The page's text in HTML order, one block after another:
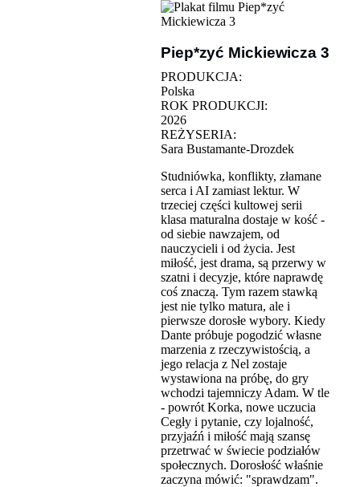
Piep*zyć Mickiewicza 3
PRODUKCJA:
Polska
ROK PRODUKCJI:
2026
REŻYSERIA:
Sara Bustamante-Drozdek
Studniówka, konflikty, złamane
serca i AI zamiast lektur. W
trzeciej części kultowej serii
klasa maturalna dostaje w kość -
od siebie nawzajem, od
nauczycieli i od życia. Jest
miłość, jest drama, są przerwy w
szatni i decyzje, które naprawdę
coś znaczą. Tym razem stawką
jest nie tylko matura, ale i
pierwsze dorosłe wybory. Kiedy
Dante próbuje pogodzić własne
marzenia z rzeczywistością, a
jego relacja z Nel zostaje
wystawiona na próbę, do gry
wchodzi tajemniczy Adam. W tle
- powrót Korka, nowe uczucia
Cegły i pytanie, czy lojalność,
przyjaźń i miłość mają szansę
przetrwać w świecie podziałów
społecznych. Dorosłość właśnie
zaczyna mówić: "sprawdzam".